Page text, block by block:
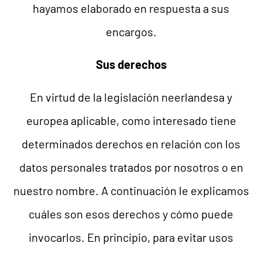
hayamos elaborado en respuesta a sus
encargos.
Sus derechos
En virtud de la legislación neerlandesa y
europea aplicable, como interesado tiene
determinados derechos en relación con los
datos personales tratados por nosotros o en
nuestro nombre. A continuación le explicamos
cuáles son esos derechos y cómo puede
invocarlos. En principio, para evitar usos